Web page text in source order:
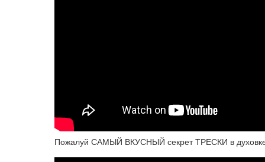
Пожалуй САМЫЙ ВКУСНЫЙ секрет ТРЕСКИ в